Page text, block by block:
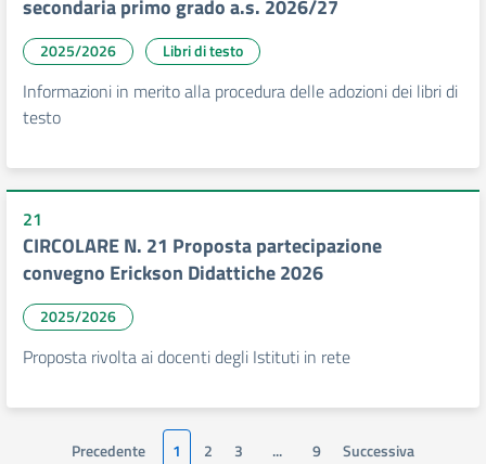
secondaria primo grado a.s. 2026/27
2025/2026 Libri di testo
Informazioni in merito alla procedura delle adozioni dei libri di
testo
21
CIRCOLARE N. 21 Proposta partecipazione
convegno Erickson Didattiche 2026
2025/2026
Proposta rivolta ai docenti degli Istituti in rete
Precedente 1 2 3 ... 9 Successiva